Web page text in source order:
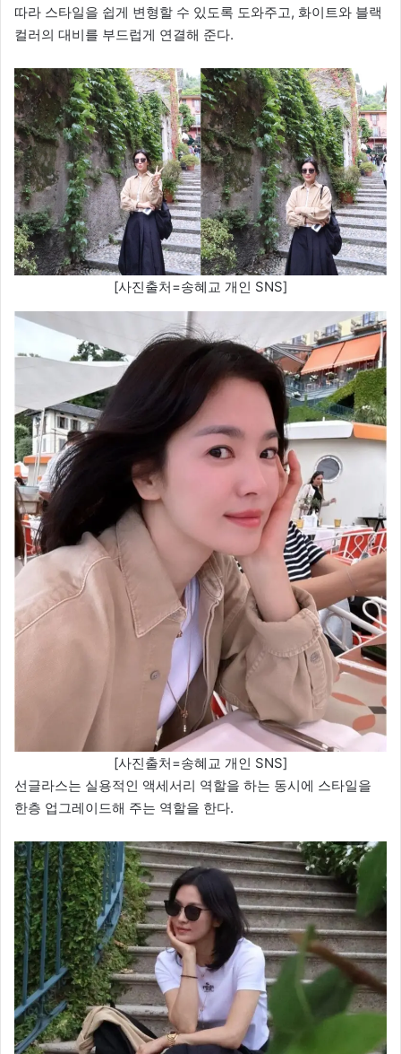
따라 스타일을 쉽게 변형할 수 있도록 도와주고, 화이트와 블랙
컬러의 대비를 부드럽게 연결해 준다.
[사진출처=송혜교 개인 SNS]
[사진출처=송혜교 개인 SNS]
선글라스는 실용적인 액세서리 역할을 하는 동시에 스타일을
한층 업그레이드해 주는 역할을 한다.